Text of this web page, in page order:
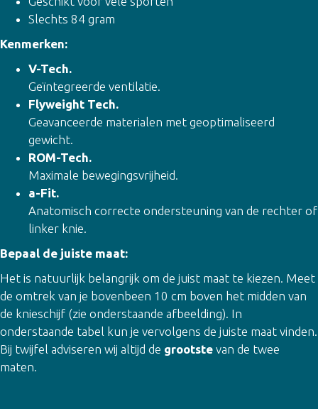
Slechts 84 gram
Kenmerken:
V-Tech.
Geïntegreerde ventilatie.
Flyweight Tech.
Geavanceerde materialen met geoptimaliseerd
gewicht.
ROM-Tech.
Maximale bewegingsvrijheid.
a-Fit.
Anatomisch correcte ondersteuning van de rechter of
linker knie.
Bepaal de juiste maat:
Het is natuurlijk belangrijk om de juist maat te kiezen. Meet
de omtrek van je bovenbeen 10 cm boven het midden van
de knieschijf (zie onderstaande afbeelding). In
onderstaande tabel kun je vervolgens de juiste maat vinden.
Bij twijfel adviseren wij altijd de grootste van de twee
maten.